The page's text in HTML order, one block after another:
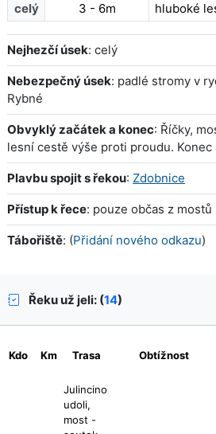
celý
3 - 6m hluboké
Nejhezčí úsek: celý
Nebezpečný úsek: padlé stromy v
Rybné
Obvyklý začátek a konec: Říčky,
lesní cestě výše proti proudu.
Plavbu spojit s řekou: Zdobnice
Přístup k řece: pouze občas z mostů
Tábořiště: (Přidání nového odkazu)
Řeku už jeli: (14)
Kdo Km Trasa Obtížnost
Julincino
udoli,
most -